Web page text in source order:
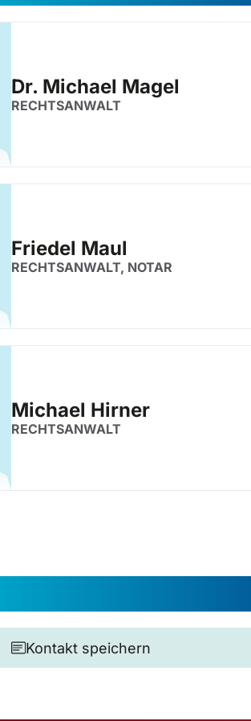
Dr. Michael Magel
RECHTSANWALT
Friedel Maul
RECHTSANWALT, NOTAR
Michael Hirner
RECHTSANWALT
Kontakt speichern